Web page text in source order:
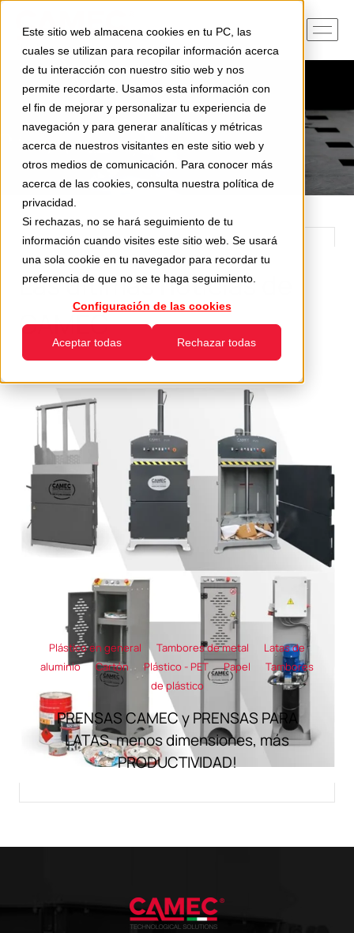
Este sitio web almacena cookies en tu PC, las
cuales se utilizan para recopilar información acerca
de tu interacción con nuestro sitio web y nos
permite recordarte. Usamos esta información con
el fin de mejorar y personalizar tu experiencia de
navegación y para generar analíticas y métricas
acerca de nuestros visitantes en este sitio web y
otros medios de comunicación. Para conocer más
acerca de las cookies, consulta nuestra política de
privacidad
Si rechazas, no se hará seguimiento de tu
información cuando visites este sitio web. Se usará
una sola cookie en tu navegador para recordar tu
preferencia de que no se te haga seguimiento.
Configuración de las cookies
Aceptar todas Rechazar todas
Las últimas noticias de
CAMEC
Plástico en general Tambores de metal
Latas de
aluminio
Cartón Plástico - PET Papel
Tambores
de plástico
PRENSAS CAMEC y PRENSAS PARA
LATAS, menos dimensiones, más
PRODUCTIVIDAD!